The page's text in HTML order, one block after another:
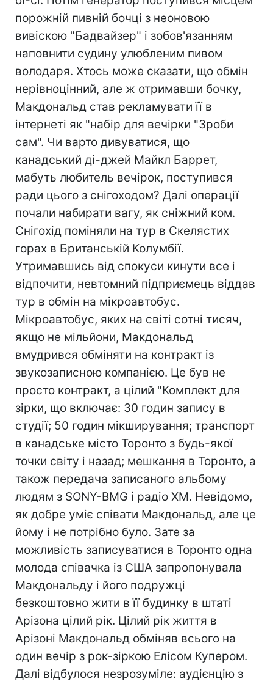
порожній пивній бочці з неоновою
вивіскою "Бадвайзер" і зобов'язанням
наповнити судину улюбленим пивом
володаря. Хтось може сказати, що обмін
нерівноцінний, але ж отримавши бочку,
Макдональд став рекламувати її в
інтернеті як "набір для вечірки "Зроби
сам". Чи варто дивуватися, що
канадський ді-джей Майкл Баррет,
мабуть любитель вечірок, поступився
ради цього з снігоходом? Далі операції
почали набирати вагу, як сніжний ком.
Снігохід поміняли на тур в Скелястих
горах в Британській Колумбії.
Утримавшись від спокуси кинути все і
відпочити, невтомний підприємець віддав
тур в обмін на мікроавтобус.
Мікроавтобус, яких на світі сотні тисяч,
якщо не мільйони, Макдональд
вмудрився обміняти на контракт із
звукозаписною компанією. Це був не
просто контракт, а цілий "Комплект для
зірки, що включає: 30 годин запису в
студії; 50 годин мікширування; транспорт
в канадське місто Торонто з будь-якої
точки світу і назад; мешкання в Торонто, а
також передача записаного альбому
людям з SONY-BMG і радіо XM. Невідомо,
як добре уміє співати Макдональд, але це
йому і не потрібно було. Зате за
можливість записуватися в Торонто одна
молода співачка із США запропонувала
Макдональду і його подружці
безкоштовно жити в її будинку в штаті
Арізона цілий рік. Цілий рік життя в
Арізоні Макдональд обміняв всього на
один вечір з рок-зіркою Елісом Купером.
Далі відбулося незрозуміле: аудієнцію з